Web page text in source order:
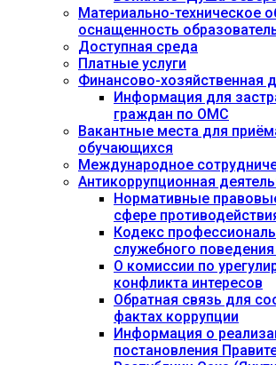
Материально-техническое
оснащенность
Доступная среда
Платные услуги
Финансово-хозяйственная
Информация для
граждан по ОМС
Вакантные места для
обучающихся
Международное
Антикоррупционная
Нормативные
сфере
Кодекс
служебного
О комиссии по
конфликта интересов
Обратная связь для
фактах коррупции
Информация о
постановления